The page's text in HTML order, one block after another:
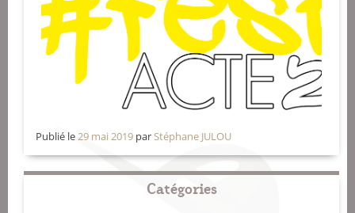
Publié le29 mai 2019 parStéphane JULOU
Catégories